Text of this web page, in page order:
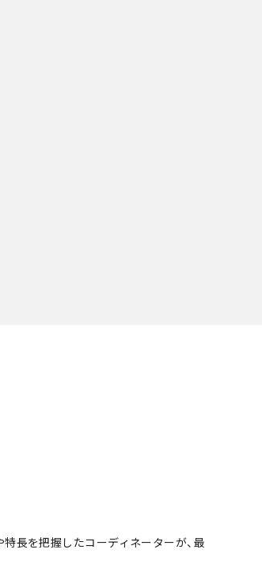
長を把握したコーディネーターが、最